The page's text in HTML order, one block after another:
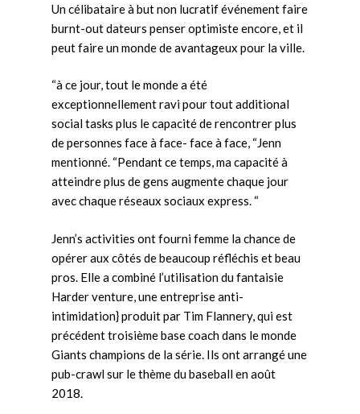
Un célibataire à but non lucratif événement faire
burnt-out dateurs penser optimiste encore, et il
peut faire un monde de avantageux pour la ville.
“à ce jour, tout le monde a été
exceptionnellement ravi pour tout additional
social tasks plus le capacité de rencontrer plus
de personnes face à face- face à face, “Jenn
mentionné. “Pendant ce temps, ma capacité à
atteindre plus de gens augmente chaque jour
avec chaque réseaux sociaux express. “
Jenn’s activities ont fourni femme la chance de
opérer aux côtés de beaucoup réfléchis et beau
pros. Elle a combiné l’utilisation du fantaisie
Harder venture, une entreprise anti-
intimidation} produit par Tim Flannery, qui est
précédent troisième base coach dans le monde
Giants champions de la série. Ils ont arrangé une
pub-crawl sur le thème du baseball en août
2018.